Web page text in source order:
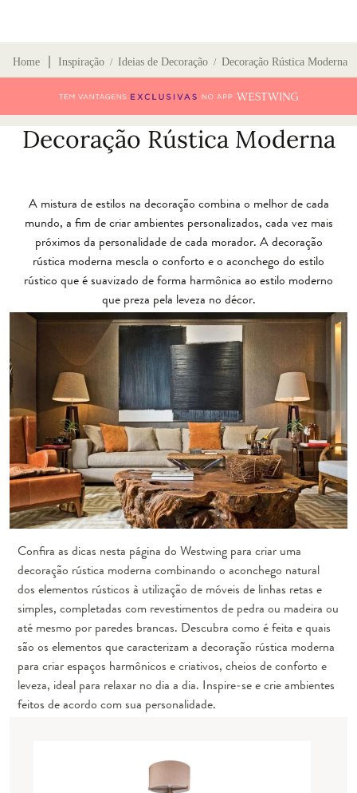
Home Inspiração / Ideias de Decoração / Decoração Rústica Moderna
Decoração Rústica Moderna
A mistura de estilos na decoração combina o melhor de cada
mundo, a fim de criar ambientes personalizados, cada vez mais
próximos da personalidade de cada morador. A decoração
rústica moderna mescla o conforto e o aconchego do estilo
rústico que é suavizado de forma harmônica ao estilo moderno
que preza pela leveza no décor.
Confira as dicas nesta página do Westwing para criar uma
decoração rústica moderna combinando o aconchego natural
dos elementos rústicos à utilização de móveis de linhas retas e
simples, completadas com revestimentos de pedra ou madeira ou
até mesmo por paredes brancas. Descubra como é feita e quais
são os elementos que caracterizam a decoração rústica moderna
para criar espaços harmônicos e criativos, cheios de conforto e
leveza, ideal para relaxar no dia a dia. Inspire-se e crie ambientes
feitos de acordo com sua personalidade.